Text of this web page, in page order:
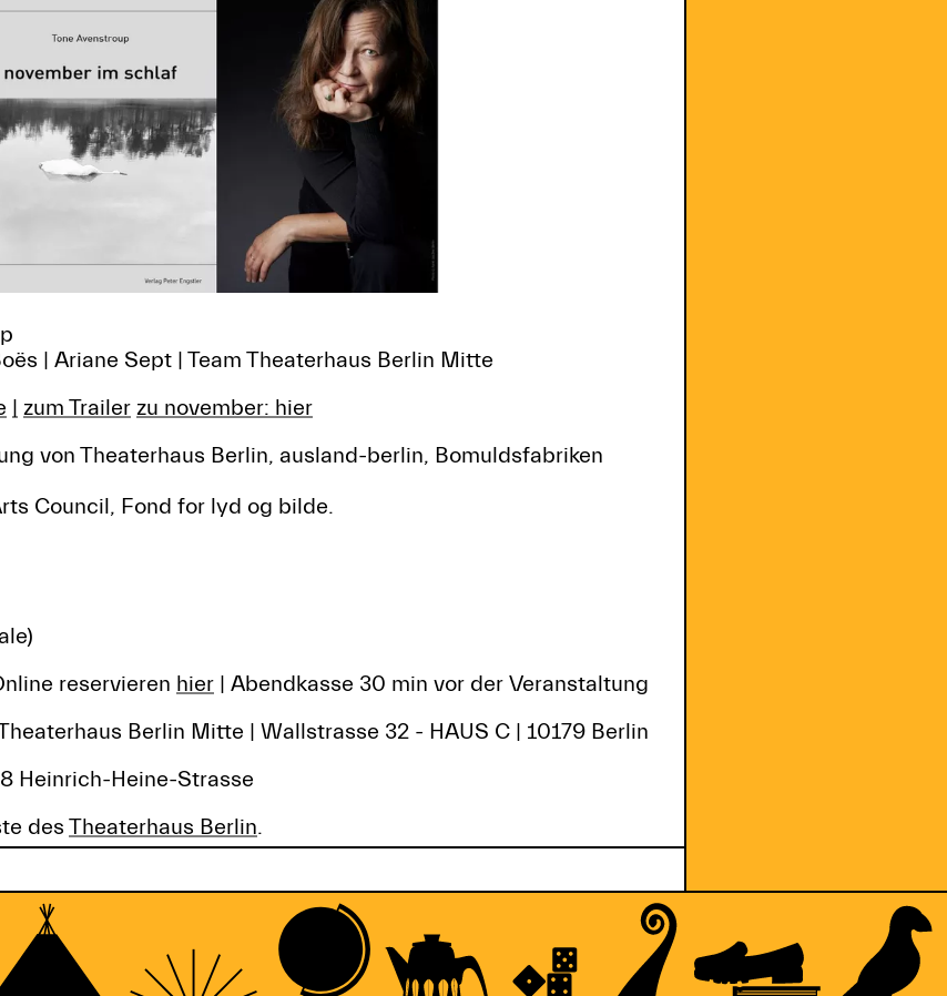
| Ariane Sept | Team Theaterhaus Berlin Mitte
| zum Trailer zu november: hier
von Theaterhaus Berlin, ausland-berlin, Bomuldsfabriken
Council, Fond for lyd og bilde.
reservieren hier | Abendkasse 30 min vor der Veranstaltung
Berlin Mitte | Wallstrasse 32 - HAUS C | 10179 Berlin
Heinrich-Heine-Strasse
desTheaterhaus Berlin.